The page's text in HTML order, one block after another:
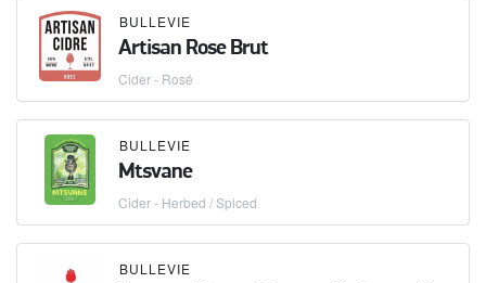
BULLEVIE
Artisan Rose Brut
Cider - Rosé
BULLEVIE
Mtsvane
Cider - Herbed / Spiced
BULLEVIE